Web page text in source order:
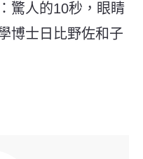
驚人的10秒，眼睛
博士日比野佐和子